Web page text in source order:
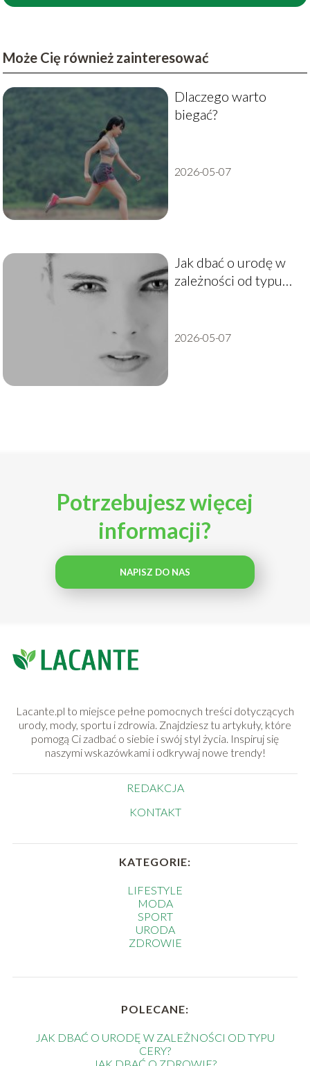
Może Cię również zainteresować
Dlaczego warto
biegać?
2026-05-07
Jak dbać o urodę w
zależności od typu
2026-05-07
Potrzebujesz więcej
informacji?
NAPISZ DO NAS
Lacante.pl to miejsce pełne pomocnych treści dotyczących
urody, mody, sportu i zdrowia. Znajdziesz tu artykuły, które
pomogą Ci zadbać o siebie i swój styl życia. Inspiruj się
naszymi wskazówkami i odkrywaj nowe trendy!
REDAKCJA
KONTAKT
KATEGORIE:
LIFESTYLE
MODA
SPORT
URODA
ZDROWIE
POLECANE:
JAK DBAĆ O URODĘ W ZALEŻNOŚCI OD TYPU
CERY?